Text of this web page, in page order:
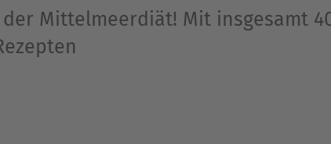
Mittelmeerdiät! Mit insgesamt